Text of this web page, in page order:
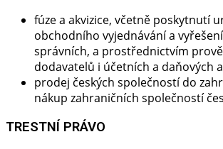
fúze a akvizice, včetně poskytnutí
obchodního vyjednávání a
správních, a prostřednictvím
dodavatelů i účetních a daňových
prodej českých společností do
nákup zahraničních společností
TRESTNÍ PRÁVO